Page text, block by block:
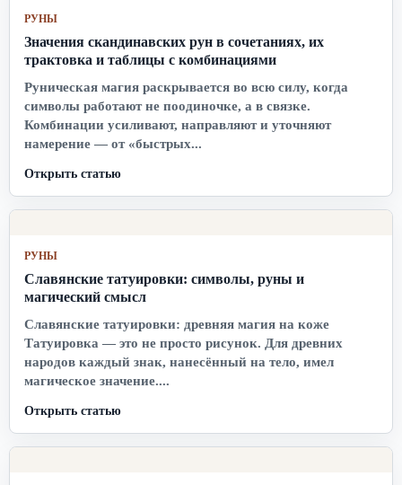
РУНЫ
Значения скандинавских рун в сочетаниях, их
трактовка и таблицы с комбинациями
Руническая магия раскрывается во всю силу, когда
символы работают не поодиночке, а в связке.
Комбинации усиливают, направляют и уточняют
намерение — от «быстрых...
Открыть статью
РУНЫ
Славянские татуировки: символы, руны и
магический смысл
Славянские татуировки: древняя магия на коже
Татуировка — это не просто рисунок. Для древних
народов каждый знак, нанесённый на тело, имел
магическое значение....
Открыть статью